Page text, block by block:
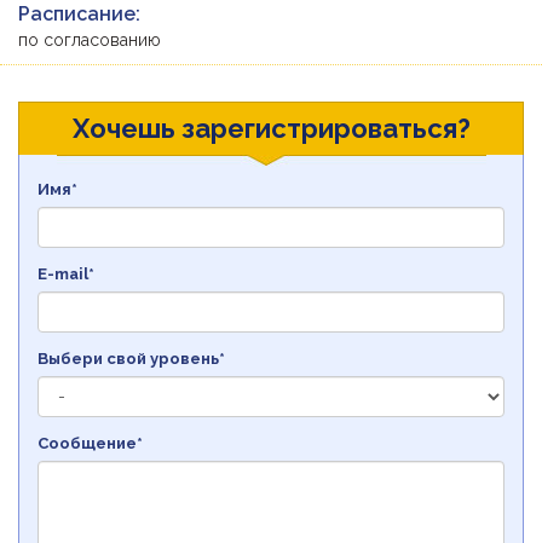
Расписание:
по согласованию
Хочешь зарегистрироваться?
Имя*
E-mail*
Выбери свой уровень*
Сообщение*